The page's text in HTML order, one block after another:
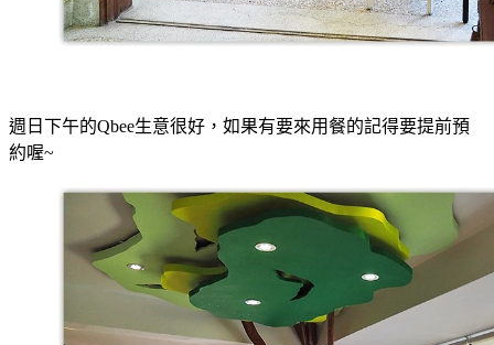
週日下午的Qbee生意很好，如果有要來用餐的記得要提前預
約喔~